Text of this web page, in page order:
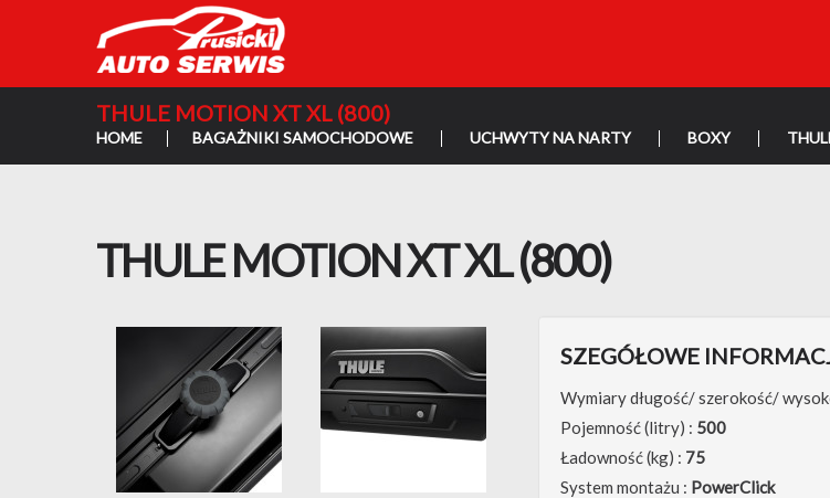
THULE MOTION XT XL (800)
HOME BAGAŻNIKI SAMOCHODOWE UCHWYTY NA NARTY BOXY
THULE MOTION XT XL (800)
SZEGÓŁOWE
Wymiary długość/ szerokość/
Pojemność (litry) : 500
Ładowność (kg) : 75
System montażu : PowerClick